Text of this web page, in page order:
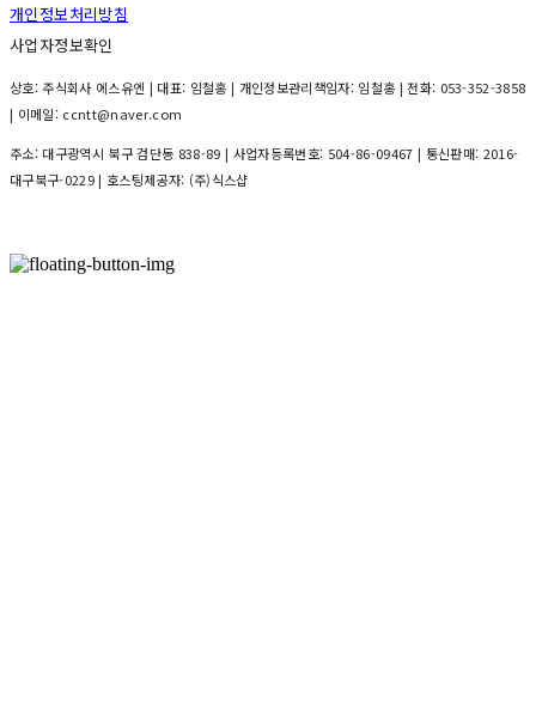
개인정보처리방침
사업자정보확인
상호: 주식회사 에스유엔 | 대표: 임철홍 | 개인정보관리책임자: 임철홍 | 전화: 053-352-3858
| 이메일: ccntt@naver.com
주소: 대구광역시 북구 검단동 838-89 | 사업자등록번호: 504-86-09467 | 통신판매: 2016-
대구북구-0229| 호스팅제공자: (주)식스샵